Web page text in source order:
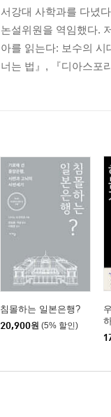
서강대 사학과를 다녔
논설위원을 역임했다.
아를 읽는다: 보수의
너는 법』, 『디아스포
침몰하는 일본은행?
20,900원 (5% 할인)